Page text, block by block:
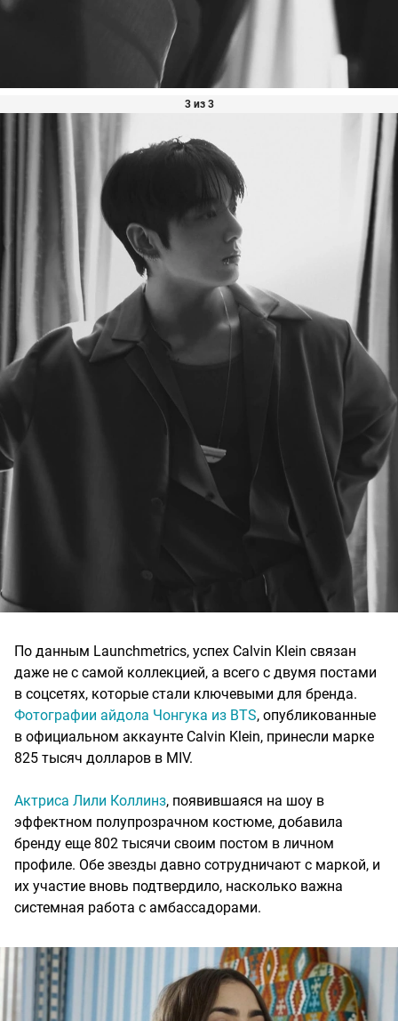
3 из 3
По данным Launchmetrics, успех Calvin Klein связан
даже не с самой коллекцией, а всего с двумя постами
в соцсетях, которые стали ключевыми для бренда.
Фотографии айдола Чонгука из BTS, опубликованные
в официальном аккаунте Calvin Klein, принесли марке
825 тысяч долларов в MIV.
Актриса Лили Коллинз, появившаяся на шоу в
эффектном полупрозрачном костюме, добавила
бренду еще 802 тысячи своим постом в личном
профиле. Обе звезды давно сотрудничают с маркой, и
их участие вновь подтвердило, насколько важна
системная работа с амбассадорами.